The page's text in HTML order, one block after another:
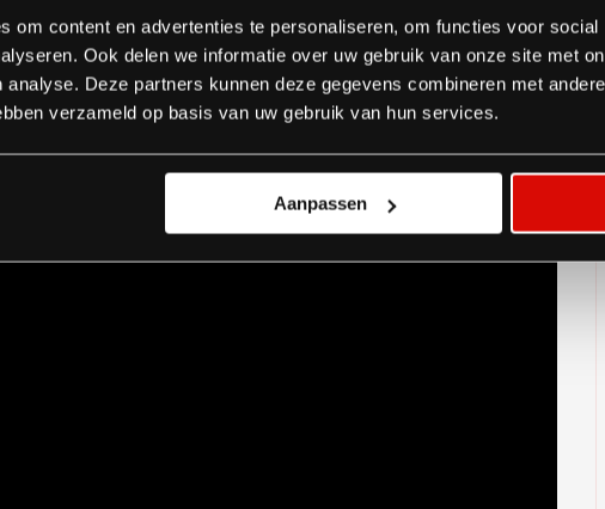
om content en advertenties te personaliseren, om functies voor
Ook delen we informatie over uw gebruik van onze site met
analyse. Deze partners kunnen deze gegevens combineren met
verzameld op basis van uw gebruik van hun services.
Aanpassen